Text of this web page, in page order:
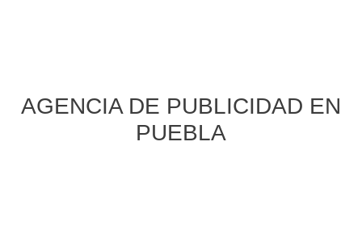
AGENCIA DE PUBLICIDAD EN
PUEBLA